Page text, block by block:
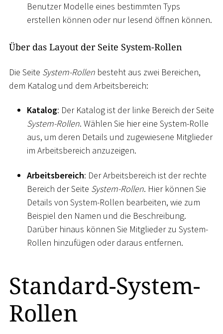
Benutzer Modelle eines bestimmten Typs
erstellen können oder nur lesend öffnen können.
Über das Layout der Seite System-Rollen
Die Seite System-Rollen besteht aus zwei Bereichen,
dem Katalog und dem Arbeitsbereich:
Katalog: Der Katalog ist der linke Bereich der Seite
System-Rollen. Wählen Sie hier eine System-Rolle
aus, um deren Details und zugewiesene Mitglieder
im Arbeitsbereich anzuzeigen.
Arbeitsbereich: Der Arbeitsbereich ist der rechte
Bereich der Seite System-Rollen. Hier können Sie
Details von System-Rollen bearbeiten, wie zum
Beispiel den Namen und die Beschreibung.
Darüber hinaus können Sie Mitglieder zu System-
Rollen hinzufügen oder daraus entfernen.
Standard-System-
Rollen